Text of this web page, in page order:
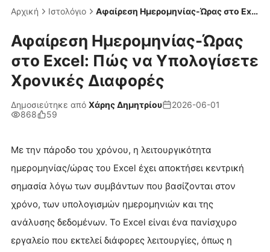
Αρχική Ιστολόγιο Αφαίρεση Ημερομηνίας-Ώρας στο Excel: Πώς να Υπολογίσετε Χρονικές Διαφορές
Αφαίρεση Ημερομηνίας-Ώρας
στο Excel: Πώς να Υπολογίσετε
Χρονικές Διαφορές
Δημοσιεύτηκε από Χάρης Δημητρίου
2026-06-01
868
59
Με την πάροδο του χρόνου, η λειτουργικότητα
ημερομηνίας/ώρας του Excel έχει αποκτήσει κεντρική
σημασία λόγω των συμβάντων που βασίζονται στον
χρόνο, των υπολογισμών ημερομηνιών και της
ανάλυσης δεδομένων. Το Excel είναι ένα πανίσχυρο
εργαλείο που εκτελεί διάφορες λειτουργίες, όπως η